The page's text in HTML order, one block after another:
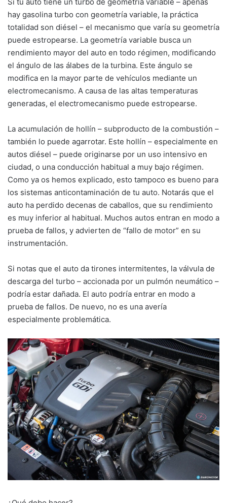
hay gasolina turbo con geometría variable, la práctica
totalidad son diésel – el mecanismo que varía su geometría
puede estropearse. La geometría variable busca un
rendimiento mayor del auto en todo régimen, modificando
el ángulo de las álabes de la turbina. Este ángulo se
modifica en la mayor parte de vehículos mediante un
electromecanismo. A causa de las altas temperaturas
generadas, el electromecanismo puede estropearse.
La acumulación de hollín – subproducto de la combustión –
también lo puede agarrotar. Este hollín – especialmente en
autos diésel – puede originarse por un uso intensivo en
ciudad, o una conducción habitual a muy bajo régimen.
Como ya os hemos explicado, esto tampoco es bueno para
los sistemas anticontaminación de tu auto. Notarás que el
auto ha perdido decenas de caballos, que su rendimiento
es muy inferior al habitual. Muchos autos entran en modo a
prueba de fallos, y advierten de “fallo de motor” en su
instrumentación.
Si notas que el auto da tirones intermitentes, la válvula de
descarga del turbo – accionada por un pulmón neumático –
podría estar dañada. El auto podría entrar en modo a
prueba de fallos. De nuevo, no es una avería
especialmente problemática.